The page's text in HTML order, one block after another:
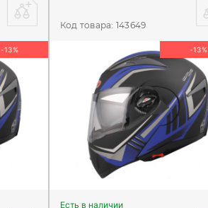
-13%
Код товара: 143649
-13%
Есть в наличии